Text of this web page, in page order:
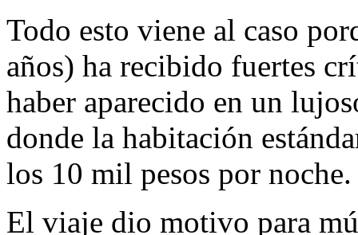
Todo esto viene al caso
años) ha recibido fuertes
haber aparecido en un
donde la habitación
los 10 mil pesos por noche.
El viaje dio motivo para